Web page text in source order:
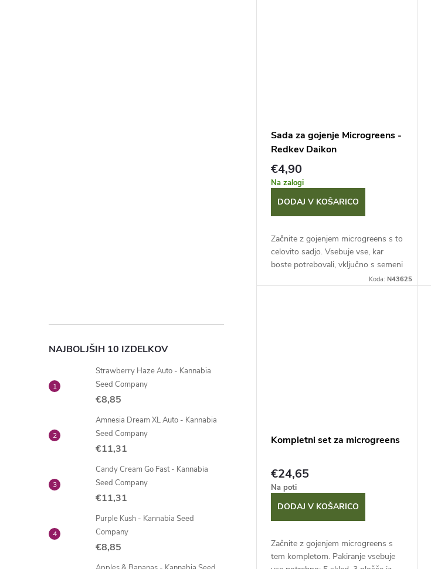
NAJBOLJŠIH 10 IZDELKOV
Strawberry Haze Auto - Kannabia
Seed Company
€8,85
Amnesia Dream XL Auto - Kannabia
Seed Company
€11,31
Candy Cream Go Fast - Kannabia
Seed Company
€11,31
Purple Kush - Kannabia Seed
Company
€8,85
Sada za gojenje Microgreens -
Redkev Daikon
€4,90
Na zalogi
DODAJ V KOŠARICO
Začnite z gojenjem microgreens s to
celovito sadjo. Vsebuje vse, kar
boste potrebovali, vključno s semeni
redkve. Vzgojite lastne mladeKoda:N43625
Kompletni set za microgreens
€24,65
Na poti
DODAJ V KOŠARICO
Začnite z gojenjem microgreens s
tem kompletom. Pakiranje vsebuje